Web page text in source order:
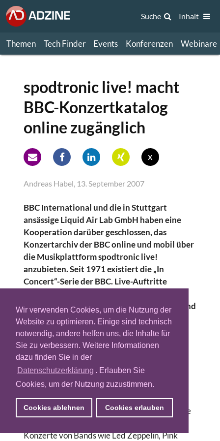
Wir verwenden Cookies, um die Nutzung der
Website zu optimieren. Einige sind technisch
notwendig, andere helfen uns, die Inhalte für
Sie zu verbessern. Weitere Informationen
dazu finden Sie in der
Datenschutzerklärung . Erlauben Sie
Cookies, um der Nutzung zuzustimmen.
Cookies ablehnen Cookies erlauben
Themen Tech Finder Events Konferenzen Webinare
Suche Inhalt
spodtronic live! macht
BBC-Konzertkatalog
online zugänglich
x
Andreas Habel, 13. September 2007
BBC International und die in Stuttgart
ansässige Liquid Air Lab GmbH haben eine
Kooperation darüber geschlossen, das
Konzertarchiv der BBC online und mobil über
die Musikplattform spodtronic live!
anzubieten. Seit 1971 existiert die „In
Concert“-Serie der BBC. Live-Auftritte
aufgezeichnet und live sowie später vom Band
im Radio ausgestrahlt.
Das Angebot gehört zu den weltweit größten
Konzert-Archiven und beinhaltet sowohl
gestandene Künstler als auch Newcomer. So
ergänzen die in diesem Jahr aufgezeichneten
Shows von The Who, Mika, Kasabian,
Jamiroquai und Take That den ohnehin sehr
umfangreichen Katalog. Insgesamt umfasst die
Konzerte von Bands wie Led Zeppelin, Pink